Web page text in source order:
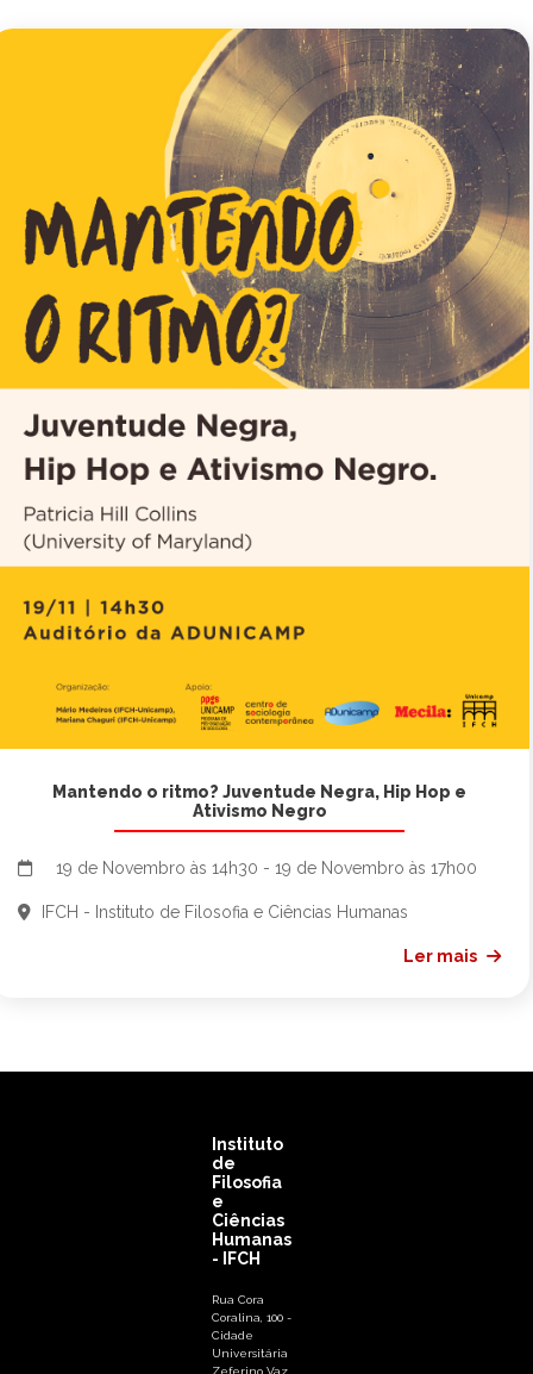
Mantendo o ritmo? Juventude Negra, Hip Hop e
Ativismo Negro
19 de Novembro às 14h30 - 19 de Novembro às 17h00
IFCH - Instituto de Filosofia e Ciências Humanas
Ler mais
Instituto
de
Filosofia
e
Ciências
Humanas
- IFCH
Rua Cora
Coralina, 100 -
Cidade
Universitária
Zeferino Vaz,